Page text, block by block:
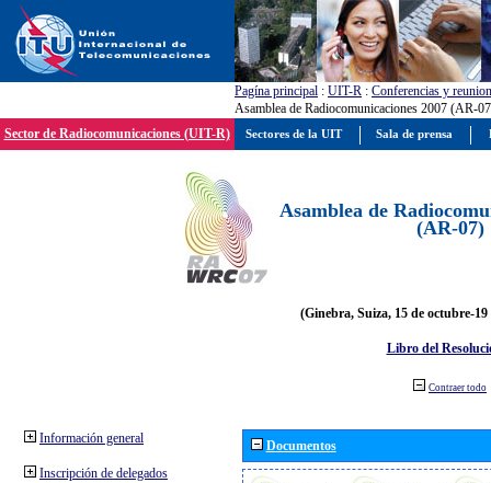
Pagína principal : UIT-R : Conferencias y
Asamblea de Radiocomunicaciones 2007 (AR-
Sector de Radiocomunicaciones (UIT-R)
Asamblea de
(AR-07)
(Ginebra, Suiza, 15 de octubre-19
Libro del
Contraer todo
Información general
Inscripción de delegados
Documentos
Sectores de la UIT Sala de prensa